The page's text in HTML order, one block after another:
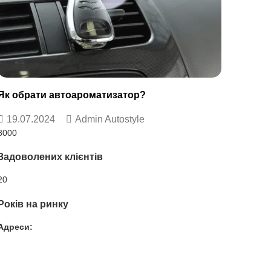
обрати автоароматизатор?
19.07.2024 Admin Autostyle
клієнтів
на ринку